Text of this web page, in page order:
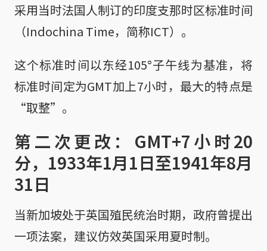
采用当时法国人制订的印度支那时区标准时间
（Indochina Time，简称ICT）。
这个标准时间以东经105°子午线为基准，将
标准时间定为GMT加上7小时，最大的特点是
“取整”。
第二次更改：GMT+7小时20
分，1933年1月1日至1941年8月
31日
当新加坡处于英国殖民统治时期，政府曾提出
一项法案，建议仿效英国采用夏时制。